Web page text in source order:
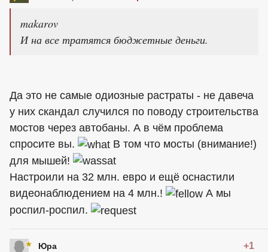
makarov
И на все тратятся бюджетные деньги.
Да это не самые одиозные растраты - не давеча
у них скандал случился по поводу строительства
мостов через автобаны. А в чём проблема
спросите вы.
В том что мосты (внимание!)
для мышей!
Настроили на 32 млн. евро и ещё оснастили
видеонаблюдением на 4 млн.!
А мы
роспил-роспил.
Юра +1